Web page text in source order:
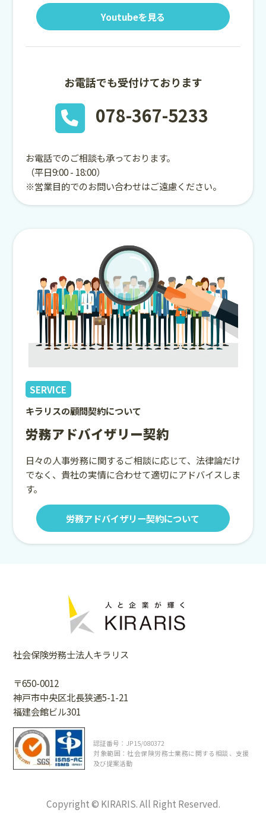
Youtubeを見る
お電話でも受付けております
078-367-5233
お電話でのご相談も承っております。
（平日9:00 - 18:00）
※営業目的でのお問い合わせはご遠慮ください。
SERVICE
キラリスの顧問契約について
労務アドバイザリー契約
日々の人事労務に関するご相談に応じて、法律論だけ
でなく、貴社の実情に合わせて適切にアドバイスしま
す。
労務アドバイザリー契約について
社会保険労務士法人キラリス
〒650-0012
神戸市中央区北長狭通5-1-21
福建会館ビル301
認証番号：JP15/080372
対象範囲：社会保険労務士業務に関する相談、支援
及び提案活動
Copyright © KIRARIS. All Right Reserved.